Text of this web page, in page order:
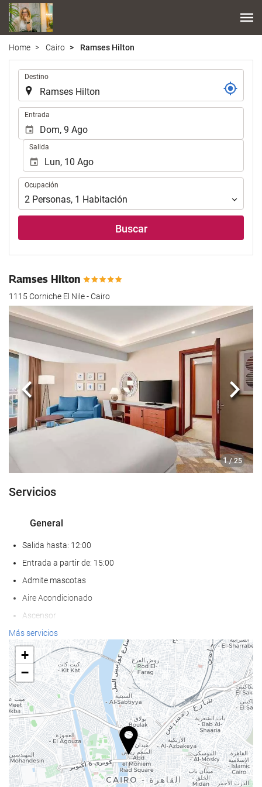
Home Cairo Ramses Hilton
Destino
Entrada
Salida
Ocupación
Ocupación
2 Personas, 1 Habitación
Buscar
Ramses Hilton
1115 Corniche El Nile - Cairo
1 / 25
Anterior
Servicios
General
Salida hasta: 12:00
Entrada a partir de: 15:00
Admite mascotas
Aire Acondicionado
Ascensor
Adaptado para personas con movilidad reducida
Habitaciones No fumadores
Zona de fumadores
Bienestar
Pool bar
Toallas de playa o piscina
Tumbonas
Sombrillas
Más servicios
+
−